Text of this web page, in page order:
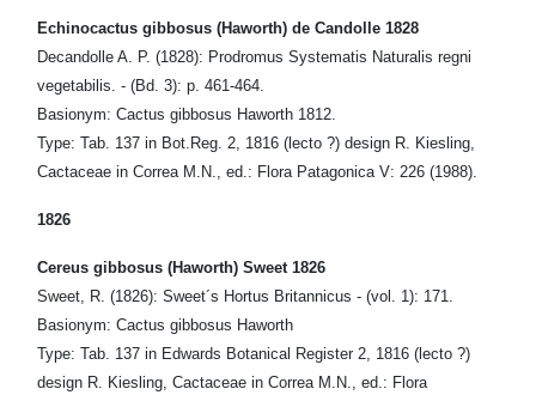
Echinocactus gibbosus (Haworth) de Candolle 1828
Decandolle A. P. (1828): Prodromus Systematis Naturalis regni
vegetabilis. - (Bd. 3): p. 461-464.
Basionym: Cactus gibbosus Haworth 1812.
Type: Tab. 137 in Bot.Reg. 2, 1816 (lecto ?) design R. Kiesling,
Cactaceae in Correa M.N., ed.: Flora Patagonica V: 226 (1988).
1826
Cereus gibbosus (Haworth) Sweet 1826
Sweet, R. (1826): Sweet´s Hortus Britannicus - (vol. 1): 171.
Basionym: Cactus gibbosus Haworth
Type: Tab. 137 in Edwards Botanical Register 2, 1816 (lecto ?)
design R. Kiesling, Cactaceae in Correa M.N., ed.: Flora